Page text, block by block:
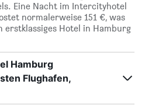
Eine Nacht im Intercityhotel
normalerweise 151 €, was
Hotel in Hamburg
Hamburg
Flughafen,